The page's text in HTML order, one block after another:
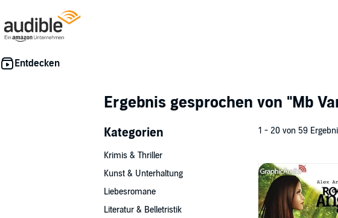
Ergebnis gesprochen von "Mb
Kategorien
Krimis & Thriller
Kunst & Unterhaltung
Liebesromane
Literatur & Belletristik
1 - 20 von 59